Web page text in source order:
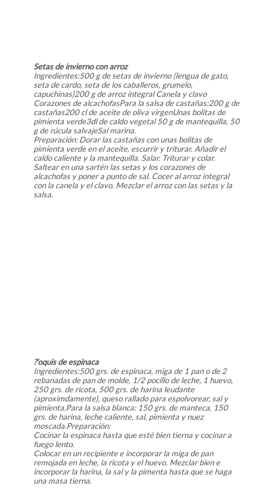
Setas de invierno con arroz
Ingredientes:500 g de setas de invierno (lengua de gato,
seta de cardo, seta de los caballeros, grumelo,
capuchinas)200 g de arroz integral Canela y clavo
Corazones de alcachofasPara la salsa de castañas:200 g de
castañas200 cl de aceite de oliva virgenUnas bolitas de
pimienta verde3dl de caldo vegetal 50 g de mantequilla, 50
g de rúcula salvajeSal marina.
Preparación: Dorar las castañas con unas bolitas de
pimienta verde en el aceite, escurrir y triturar. Añadir el
caldo caliente y la mantequilla. Salar. Triturar y colar.
Saltear en una sartén las setas y los corazones de
alcachofas y poner a punto de sal. Cocer al arroz integral
con la canela y el clavo. Mezclar el arroz con las setas y la
salsa.
?‘oquis de espinaca
Ingredientes:500 grs. de espinaca, miga de 1 pan o de 2
rebanadas de pan de molde, 1/2 pocillo de leche, 1 huevo,
250 grs. de ricota, 500 grs. de harina leudante
(aproximdamente), queso rallado para espolvorear, sal y
pimienta.Para la salsa blanca: 150 grs. de manteca, 150
grs. de harina, leche caliente, sal, pimienta y nuez
moscada.Preparación:
Cocinar la espinaca hasta que esté bien tierna y cocinar a
fuego lento.
Colocar en un recipiente e incorporar la miga de pan
remojada en leche, la ricota y el huevo. Mezclar bien e
incorporar la harina, la sal y la pimenta hasta que se haga
una masa tierna.